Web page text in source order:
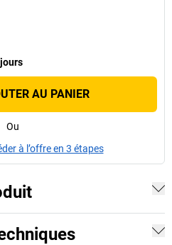
AU PANIER
Ou
à l’offre en 3 étapes